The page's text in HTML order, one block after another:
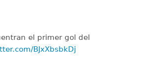
el primer gol del
BJxXbsbkDj